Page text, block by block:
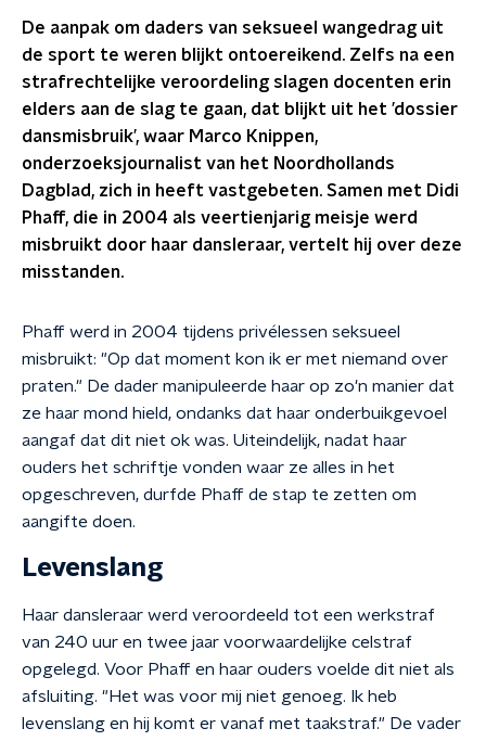
De aanpak om daders van seksueel wangedrag uit
de sport te weren blijkt ontoereikend. Zelfs na een
strafrechtelijke veroordeling slagen docenten erin
elders aan de slag te gaan, dat blijkt uit het ’dossier
dansmisbruik’, waar Marco Knippen,
onderzoeksjournalist van het Noordhollands
Dagblad, zich in heeft vastgebeten. Samen met Didi
Phaff, die in 2004 als veertienjarig meisje werd
misbruikt door haar dansleraar, vertelt hij over deze
misstanden.
Phaff werd in 2004 tijdens privélessen seksueel
misbruikt: "Op dat moment kon ik er met niemand over
praten." De dader manipuleerde haar op zo'n manier dat
ze haar mond hield, ondanks dat haar onderbuikgevoel
aangaf dat dit niet ok was. Uiteindelijk, nadat haar
ouders het schriftje vonden waar ze alles in het
opgeschreven, durfde Phaff de stap te zetten om
aangifte doen.
Levenslang
Haar dansleraar werd veroordeeld tot een werkstraf
van 240 uur en twee jaar voorwaardelijke celstraf
opgelegd. Voor Phaff en haar ouders voelde dit niet als
afsluiting. "Het was voor mij niet genoeg. Ik heb
levenslang en hij komt er vanaf met taakstraf." De vader